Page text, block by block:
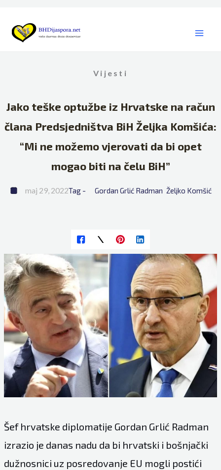
content
Vijesti
Jako teške optužbe iz Hrvatske na račun
člana Predsjedništva BiH Željka Komšića:
“Mi ne možemo vjerovati da bi opet
mogao biti na čelu BiH”
maj 29, 2022Tag - Gordan Grlić Radman Željko Komšić
Šef hrvatske diplomatije Gordan Grlić Radman
izrazio je danas nadu da bi hrvatski i bošnjački
dužnosnici uz posredovanje EU mogli postići